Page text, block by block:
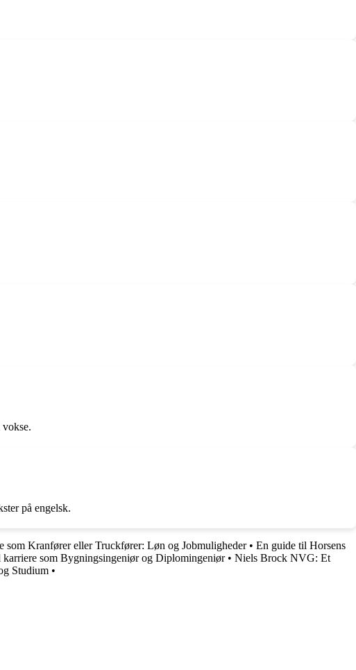
vokse.
på engelsk.
som Kranfører eller Truckfører: Løn og Jobmuligheder• En guide til Horsens
som Bygningsingeniør og Diplomingeniør• Niels Brock NVG: Et
Studium •